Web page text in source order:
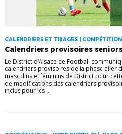
CALENDRIERS ET TIRAGES |
Calendriers provisoires seniors
Le District d’Alsace de Football
calendriers provisoires de la phase aller
masculins et féminins de District pour
de modifications des calendriers
inclus pour les ...